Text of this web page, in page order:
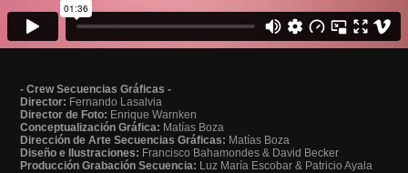
- Crew Secuencias Gráficas -
Director: Fernando Lasalvia
Director de Foto: Enrique Warnken
Conceptualización Gráfica: Matías Boza
Dirección de Arte Secuencias Gráficas: Matías Boza
Diseño e Ilustraciones: Francisco Bahamondes & David Becker
Producción Grabación Secuencia: Luz María Escobar & Patricio Ayala